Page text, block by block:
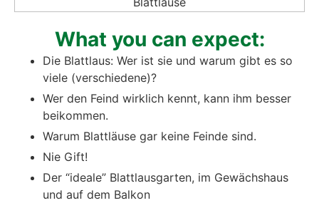
What you can expect:
Die Blatt­laus: Wer ist sie und war­um gibt es so
vie­le (ver­schie­de­ne)?
Wer den Feind wirk­lich kennt, kann ihm bes­ser
bei­kom­men.
War­um Blatt­läu­se gar kei­ne Fein­de sind.
Nie Gift!
Der “idea­le” Blattlaus­gar­ten, im Gewächs­haus
und auf dem Bal­kon